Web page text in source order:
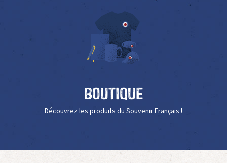
Boutique
Découvrez les produits du Souvenir Français !